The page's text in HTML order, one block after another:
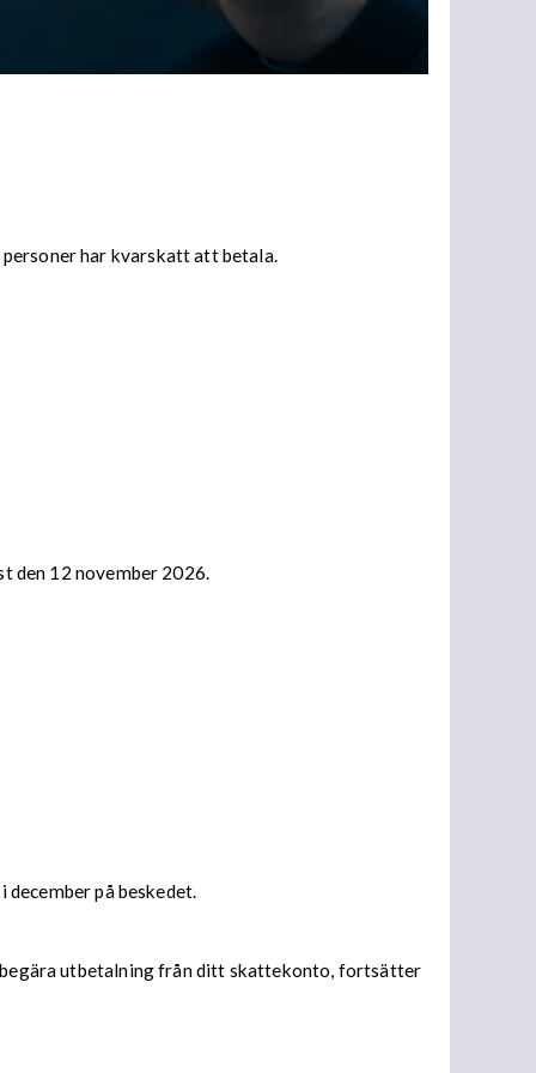
har kvarskatt att betala.
den 12 november 2026.
på beskedet.
begära utbetalning från ditt skattekonto, fortsätter